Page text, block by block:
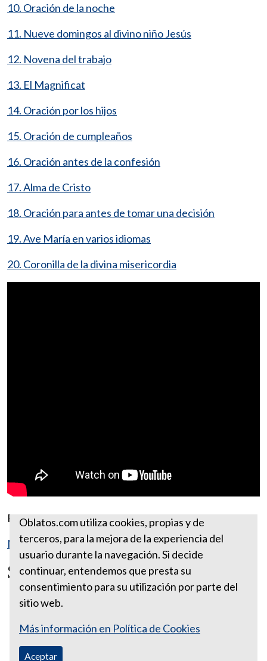
10. Oración de la noche
11. Nueve domingos al divino niño Jesús
12. Novena del trabajo
13. El Magnificat
14. Oración por los hijos
15. Oración de cumpleaños
16. Oración antes de la confesión
17. Alma de Cristo
18. Oración para antes de tomar una decisión
19. Ave María en varios idiomas
20. Coronilla de la divina misericordia
Fuente:https://www.ewtn.com/
Más reflexiones de febrero
San Jerónimo Emiliani
Oblatos.com utiliza cookies, propias y de
terceros, para la mejora de la experiencia del
usuario durante la navegación. Si decide
continuar, entendemos que presta su
consentimiento para su utilización por parte del
sitio web.
Más información en Política de Cookies
Aceptar